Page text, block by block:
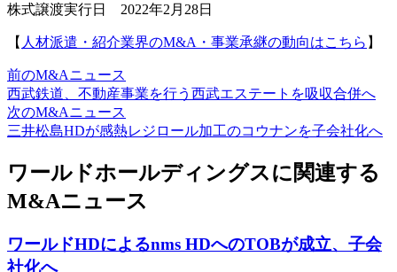
株式譲渡実行日 2022年2月28日
【 人材派遣・紹介業界のM&A・事業承継の動向はこちら 】
前のM&Aニュース
西武鉄道、不動産事業を行う西武エステートを吸収合併へ
次のM&Aニュース
三井松島HDが感熱レジロール加工のコウナンを子会社化へ
ワールドホールディングスに関連する
M&Aニュース
ワールドHDによるnms HDへのTOBが成立、子会
社化へ